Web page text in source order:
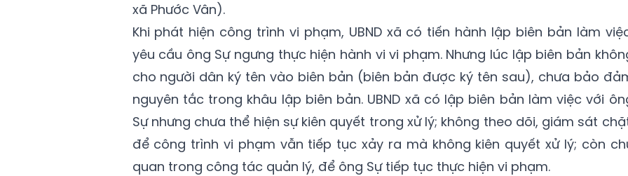
xã Phước Vân).
Khi phát hiện công trình vi phạm, UBND xã có tiến hành lập biên bản làm
yêu cầu ông Sự ngưng thực hiện hành vi vi phạm. Nhưng lúc lập biên bản
cho người dân ký tên vào biên bản (biên bản được ký tên sau), chưa bảo
nguyên tắc trong khâu lập biên bản. UBND xã có lập biên bản làm việc với
Sự nhưng chưa thể hiện sự kiên quyết trong xử lý; không theo dõi, giám sát
để công trình vi phạm vẫn tiếp tục xảy ra mà không kiên quyết xử lý; còn
quan trong công tác quản lý, để ông Sự tiếp tục thực hiện vi phạm.